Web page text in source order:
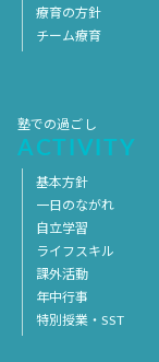
療育の方針
チーム療育
塾での過ごし
ACTIVITY
基本方針
一日のながれ
自立学習
ライフスキル
課外活動
年中行事
特別授業・SST